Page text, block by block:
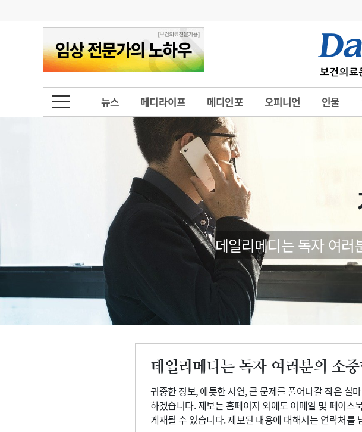
뉴스 메디라이프 메디인포 오피니언 인물
금주의 검색어
1
의사인력 수급 추계
2
성분명 처방
3
AI의료
4
전공의 모집 결과
의사국시 합격률
인사 사고
오피니언 칼럼 수첩
인물 초대석 피플
포토뉴스
지역병원 중소병원
행정처분 판례
학회·연수강좌 학회/연수강좌 행사
법적고지
데일리메디는 독자 여러
데일리메디는 독자 여러분의 소
귀중한 정보, 애틋한 사연, 큰 문제를 풀어나갈 작은 실
하겠습니다. 제보는 홈페이지 외에도 이메일 및 페이스
게재될 수 있습니다. 제보된 내용에 대해서는 연락처를